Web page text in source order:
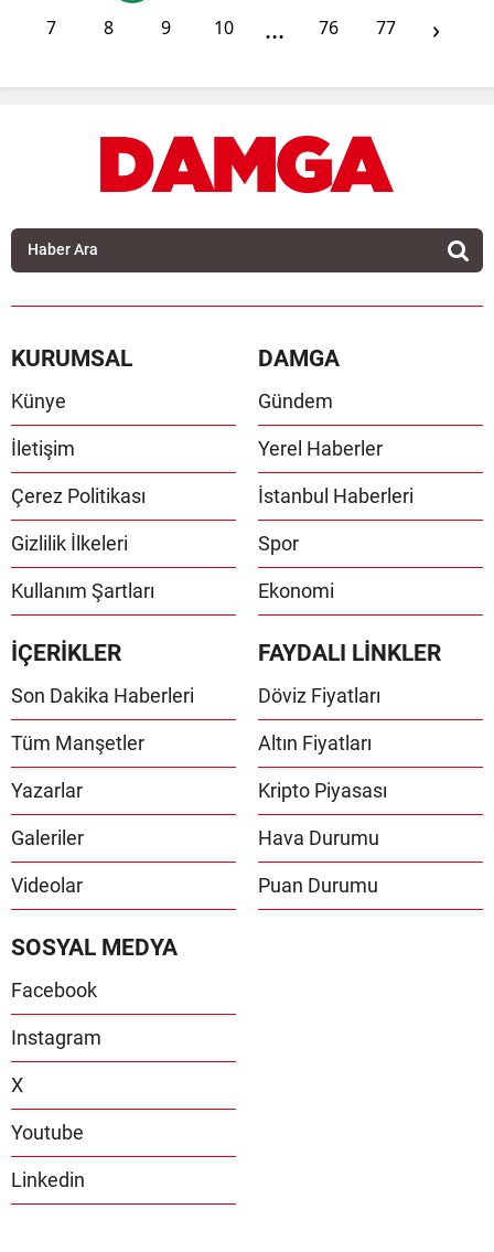
7
8 9 10 ... 76 77 ›
KURUMSAL
Künye
İletişim
Çerez Politikası
Gizlilik İlkeleri
Kullanım Şartları
DAMGA
Gündem
Yerel Haberler
İstanbul Haberleri
Spor
Ekonomi
İÇERİKLER
Son Dakika Haberleri
Tüm Manşetler
Yazarlar
Galeriler
Videolar
FAYDALI LİNKLER
Döviz Fiyatları
Altın Fiyatları
Kripto Piyasası
Hava Durumu
Puan Durumu
SOSYAL MEDYA
Facebook
Instagram
X
Youtube
Linkedin